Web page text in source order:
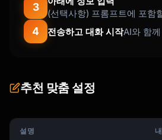
• Room and board
• Books and supplies
• Computers and equipment
• Special needs services
```
```
3
(선택사항) 프롬프트에 포함
4 전송하고 대화 시작AI와 함께
추천 맞춤 설정
설명